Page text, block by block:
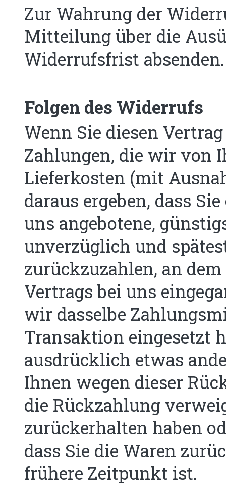
Zur Wahrung der
Mitteilung über die
Widerrufsfrist absenden.
Folgen des Widerrufs
Wenn Sie diesen
Zahlungen, die wir von
Lieferkosten (mit
daraus ergeben, dass
uns angebotene,
unverzüglich und
zurückzuzahlen, an
Vertrags bei uns
wir dasselbe
Transaktion eingesetzt
ausdrücklich etwas
Ihnen wegen dieser
die Rückzahlung
zurückerhalten haben
dass Sie die Waren
frühere Zeitpunkt ist.